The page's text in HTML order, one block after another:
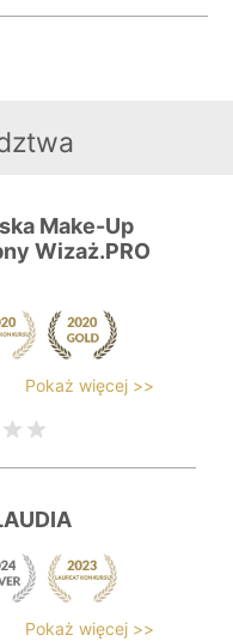
Make-Up
Wizaż.PRO
Pokaż więcej >>
Pokaż więcej >>